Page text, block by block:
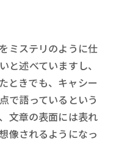
ミステリのように仕
と述べていますし、
ときでも、キャシー
で語っているという
文章の表面には表れ
像されるようになっ